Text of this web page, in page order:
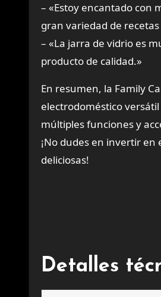
– «Estoy encantado con
gran variedad de
– «La jarra de vidrio es
producto de calidad.»
En resumen, la Family
electrodoméstico
múltiples funciones y
¡No dudes en invertir en
deliciosas!
Detalles